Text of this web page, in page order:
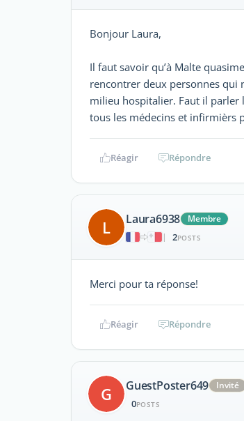
Bonjour Laura,
Il faut savoir qu’à Malte
rencontrer deux personnes qui
milieu hospitalier. Faut il parler
tous les médecins et infirmièrs
Réagir Répondre
L Laura6938
Membre
|
2POSTS
Merci pour ta réponse!
Réagir Répondre
G GuestPoster649 Invité
0POSTS